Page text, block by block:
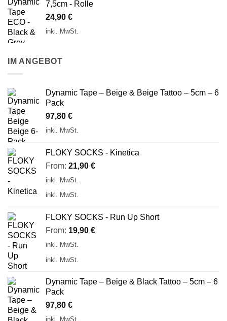
7,5cm - Rolle
24,90 €
inkl. MwSt.
IM ANGEBOT
Dynamic Tape – Beige & Beige Tattoo – 5cm – 6
Pack
97,80 €
inkl. MwSt.
FLOKY SOCKS - Kinetica
From: 21,90 €
inkl. MwSt.
inkl. MwSt.
FLOKY SOCKS - Run Up Short
From: 19,90 €
inkl. MwSt.
inkl. MwSt.
Dynamic Tape – Beige & Black Tattoo – 5cm – 6
Pack
97,80 €
inkl. MwSt.